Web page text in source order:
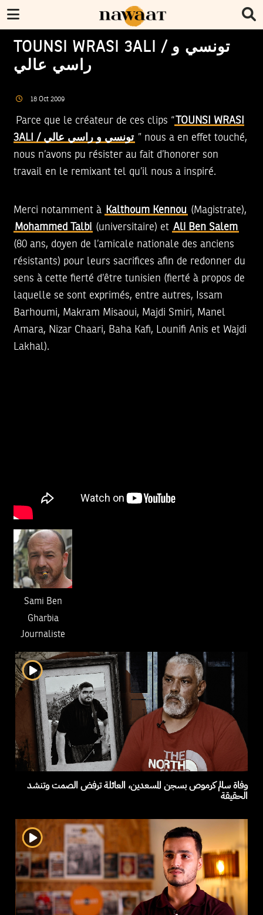
TOUNSI WRASI 3ALI / تونسي و
راسي عالي
18 Oct 2009
Parce que le créateur de ces clips “
TOUNSI WRASI
3ALI / تونسي و راسي عالي ” nous a en effet touché,
nous n’avons pu résister au fait d’honorer son
travail en le remixant tel qu’il nous a inspiré.
Merci notamment à Kalthoum Kennou (Magistrate),
Mohammed Talbi (universitaire) et Ali Ben Salem
(80 ans, doyen de l’amicale nationale des anciens
résistants) pour leurs sacrifices afin de redonner du
sens à cette fierté d’être tunisien (fierté à propos de
laquelle se sont exprimés, entre autres, Issam
Barhoumi, Makram Misaoui, Majdi Smiri, Manel
Amara, Nizar Chaari, Baha Kafi, Lounifi Anis et Wajdi
Lakhal).
Sami Ben
Gharbia
Journaliste
وفاة سالم كرموص بسجن المسعدين، العائلة ترفض الصمت وتنشد
الحقيقة